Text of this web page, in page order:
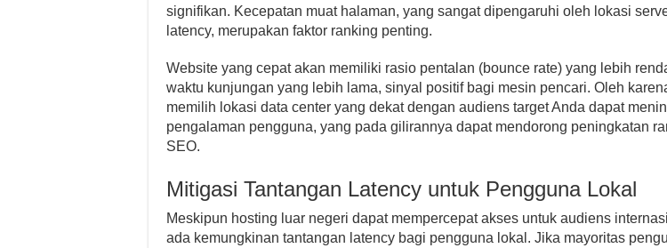
signifikan. Kecepatan muat halaman, yang sangat dipengaruhi oleh lokasi
latency, merupakan faktor ranking penting.
Website yang cepat akan memiliki rasio pentalan (bounce rate) yang lebih
waktu kunjungan yang lebih lama, sinyal positif bagi mesin pencari. Oleh
memilih lokasi data center yang dekat dengan audiens target Anda dapat
pengalaman pengguna, yang pada gilirannya dapat mendorong peningkatan
SEO.
Mitigasi Tantangan Latency untuk Pengguna Lokal
Meskipun hosting luar negeri dapat mempercepat akses untuk audiens
ada kemungkinan tantangan latency bagi pengguna lokal. Jika mayoritas